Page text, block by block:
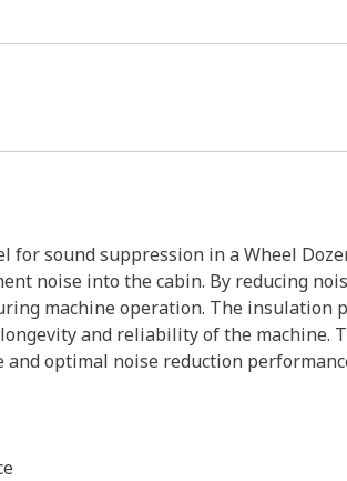
for sound suppression in a Wheel
noise into the cabin. By reducing
machine operation. The insulation
and reliability of the machine.
optimal noise reduction